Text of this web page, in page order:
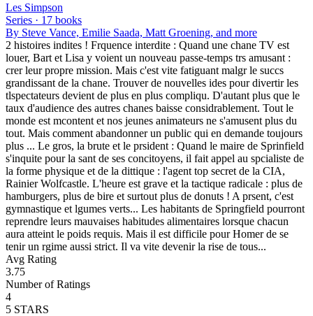
Les Simpson
Series · 17 books
By Steve Vance, Emilie Saada, Matt Groening, and more
2 histoires indites ! Frquence interdite : Quand une chane TV est
louer, Bart et Lisa y voient un nouveau passe-temps trs amusant :
crer leur propre mission. Mais c'est vite fatiguant malgr le succs
grandissant de la chane. Trouver de nouvelles ides pour divertir les
tlspectateurs devient de plus en plus compliqu. D'autant plus que le
taux d'audience des autres chanes baisse considrablement. Tout le
monde est mcontent et nos jeunes animateurs ne s'amusent plus du
tout. Mais comment abandonner un public qui en demande toujours
plus ... Le gros, la brute et le prsident : Quand le maire de Sprinfield
s'inquite pour la sant de ses concitoyens, il fait appel au spcialiste de
la forme physique et de la dittique : l'agent top secret de la CIA,
Rainier Wolfcastle. L'heure est grave et la tactique radicale : plus de
hamburgers, plus de bire et surtout plus de donuts ! A prsent, c'est
gymnastique et lgumes verts... Les habitants de Springfield pourront
reprendre leurs mauvaises habitudes alimentaires lorsque chacun
aura atteint le poids requis. Mais il est difficile pour Homer de se
tenir un rgime aussi strict. Il va vite devenir la rise de tous...
Avg Rating
3.75
Number of Ratings
4
5 STARS